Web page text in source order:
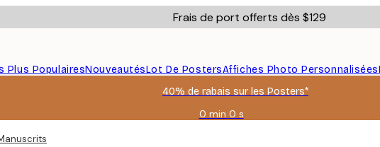
Frais de port offerts dès $129
Plus PopulairesNouveautésLot De PostersAffiches Photo Personnalisées
40% de rabais sur les Posters*
0 min 0 s
Valable
Affiche